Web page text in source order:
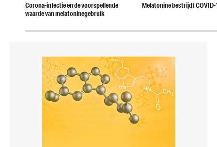
Previous
post:
Corona-infectie en de voorspellende
waarde van melatoninegebruik
Melatonine bestrijdt